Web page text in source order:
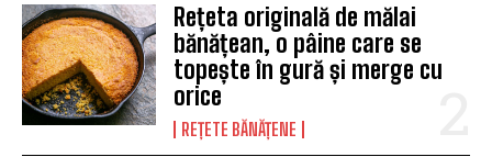
Rețeta originală de mălai
bănățean, o pâine care se
topește în gură și merge cu
orice
REȚETE BĂNĂȚENE